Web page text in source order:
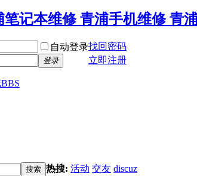
自动登录找回密码
登录 立即注册
BBS
搜索 热搜: 活动 交友 discuz